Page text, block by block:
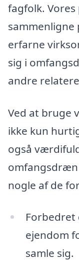
fagfolk.
erfarne
sig i
andre
Ved at bruge
ikke kun
også
nogle af de
ejendom
samle sig.